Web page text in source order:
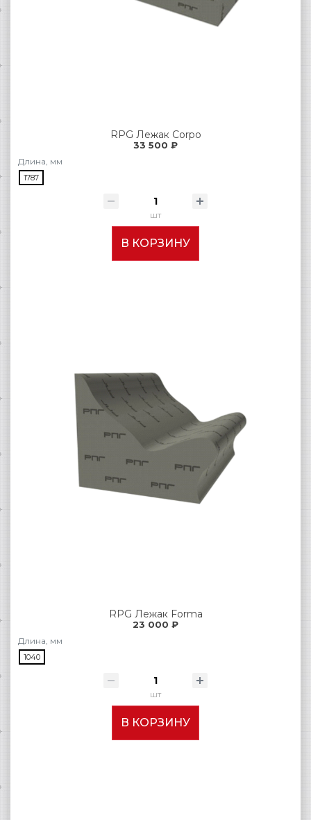
RPG Лежак Corpo
33 500 ₽
Длина, мм
1787
шт
В КОРЗИНУ
RPG Лежак Forma
23 000 ₽
Длина, мм
1040
шт
В КОРЗИНУ